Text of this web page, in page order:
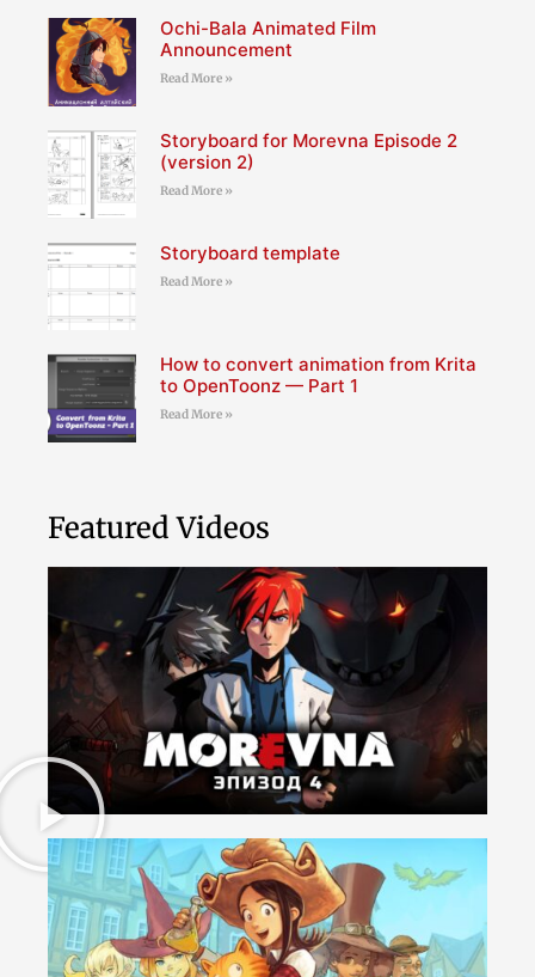
Ochi-Bala Animated Film
Announcement
Read More »
Storyboard for Morevna Episode 2
(version 2)
Read More »
Storyboard template
Read More »
How to convert animation from Krita
to OpenToonz — Part 1
Read More »
Featured Videos